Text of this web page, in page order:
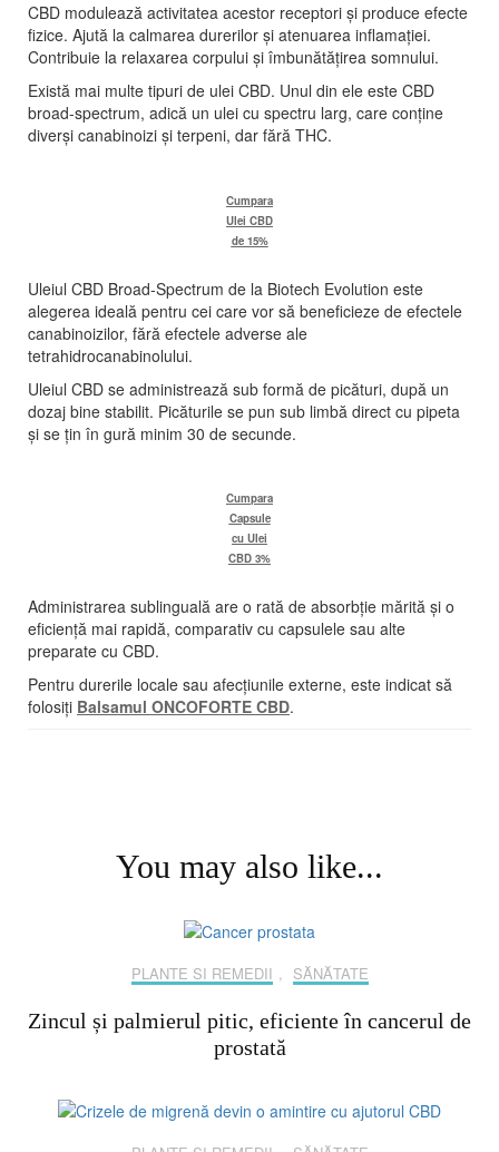
CBD modulează activitatea acestor receptori și produce efecte
fizice. Ajută la calmarea durerilor și atenuarea inflamației.
Contribuie la relaxarea corpului și îmbunătățirea somnului.
Există mai multe tipuri de ulei CBD. Unul din ele este CBD
broad-spectrum, adică un ulei cu spectru larg, care conține
diverși canabinoizi și terpeni, dar fără THC.
Cumpara
Ulei CBD
de 15%
Uleiul CBD Broad-Spectrum de la Biotech Evolution este
alegerea ideală pentru cei care vor să beneficieze de efectele
canabinoizilor, fără efectele adverse ale
tetrahidrocanabinolului.
Uleiul CBD se administrează sub formă de picături, după un
dozaj bine stabilit. Picăturile se pun sub limbă direct cu pipeta
și se țin în gură minim 30 de secunde.
Cumpara
Capsule
cu Ulei
CBD 3%
Administrarea sublinguală are o rată de absorbție mărită și o
eficiență mai rapidă, comparativ cu capsulele sau alte
preparate cu CBD.
Pentru durerile locale sau afecțiunile externe, este indicat să
folosiți Balsamul ONCOFORTE CBD.
You may also like...
PLANTE SI REMEDII , SĂNĂTATE
Zincul și palmierul pitic, eficiente în cancerul de
prostată